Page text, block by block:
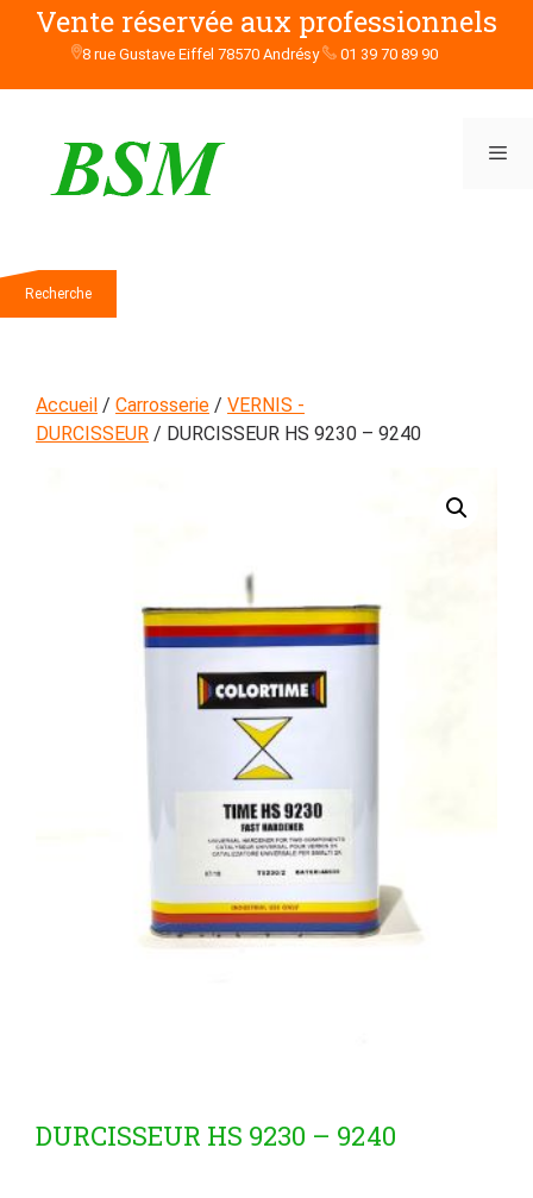
Vente réservée aux professionnels
8 rue Gustave Eiffel 78570 Andrésy 01 39 70 89 90
Recherche
Accueil / Carrosserie / VERNIS -
DURCISSEUR / DURCISSEUR HS 9230 – 9240
DURCISSEUR HS 9230 – 9240